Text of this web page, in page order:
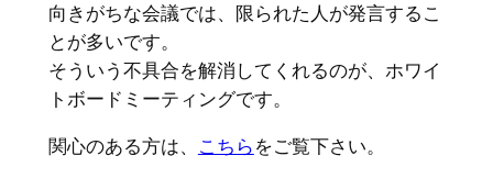
向きがちな会議では、限られた人が発言するこ
とが多いです。
そういう不具合を解消してくれるのが、ホワイ
トボードミーティングです。
関心のある方は、 こちら をご覧下さい。